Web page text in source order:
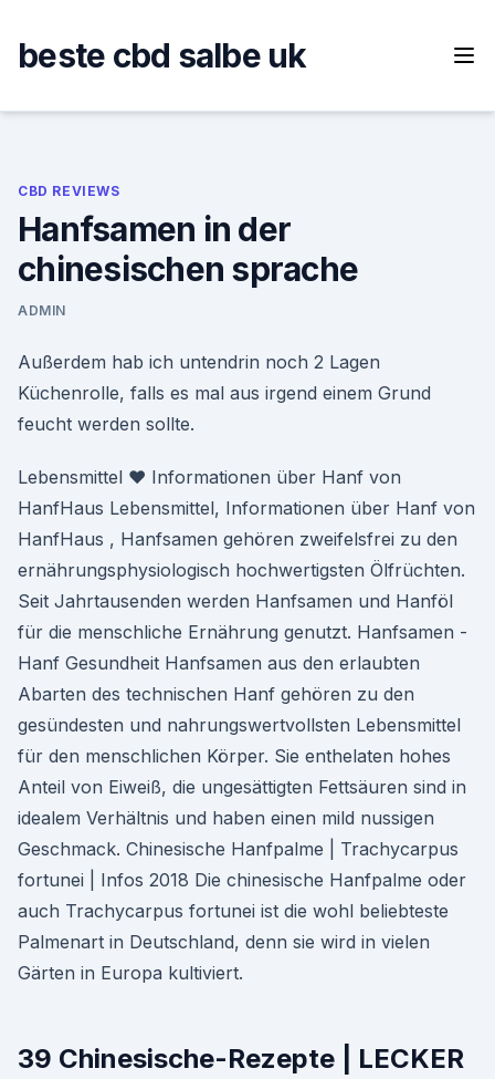
content
beste cbd salbe uk
CBD REVIEWS
Hanfsamen in der
chinesischen sprache
ADMIN
Außerdem hab ich untendrin noch 2 Lagen
Küchenrolle, falls es mal aus irgend einem Grund
feucht werden sollte.
Lebensmittel ♥ Informationen über Hanf von
HanfHaus Lebensmittel, Informationen über Hanf von
HanfHaus , Hanfsamen gehören zweifelsfrei zu den
ernährungsphysiologisch hochwertigsten Ölfrüchten.
Seit Jahrtausenden werden Hanfsamen und Hanföl
für die menschliche Ernährung genutzt. Hanfsamen -
Hanf Gesundheit Hanfsamen aus den erlaubten
Abarten des technischen Hanf gehören zu den
gesündesten und nahrungswertvollsten Lebensmittel
für den menschlichen Körper. Sie enthelaten hohes
Anteil von Eiweiß, die ungesättigten Fettsäuren sind in
idealem Verhältnis und haben einen mild nussigen
Geschmack. Chinesische Hanfpalme | Trachycarpus
fortunei | Infos 2018 Die chinesische Hanfpalme oder
auch Trachycarpus fortunei ist die wohl beliebteste
Palmenart in Deutschland, denn sie wird in vielen
Gärten in Europa kultiviert.
39 Chinesische-Rezepte | LECKER